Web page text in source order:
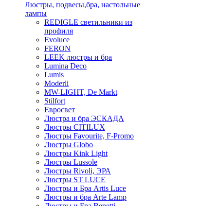
Люстры, подвесы,бра, настольные
лампы
REDIGLE светильники из
профиля
Evoluce
FERON
LEEK люстры и бра
Lumina Deco
Lumis
Moderli
MW-LIGHT, De Markt
Stilfort
Евросвет
Люстра и бра ЭСКАДА
Люстры CITILUX
Люстры Favourite, F-Promo
Люстры Globo
Люстры Kink Light
Люстры Lussole
Люстры Rivoli, ЭРА
Люстры ST LUCE
Люстры и Бра Artis Luce
Люстры и бра Arte Lamp